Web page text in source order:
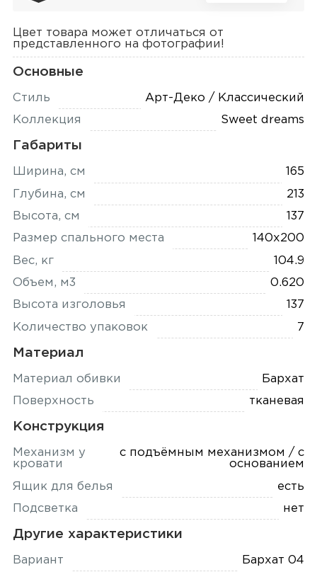
Цвет товара может отличаться от
представленного на фотографии!
Основные
Стиль Арт-Деко / Классический
Коллекция Sweet dreams
Габариты
Ширина, см 165
Глубина, см 213
Высота, см 137
Размер спального места 140x200
Вес, кг 104.9
Объем, м3 0.620
Высота изголовья 137
Количество упаковок 7
Материал
Материал обивки Бархат
Поверхность тканевая
Конструкция
Механизм у
кровати
с подъёмным механизмом / с
основанием
Ящик для белья есть
Подсветка нет
Другие характеристики
Вариант Бархат 04